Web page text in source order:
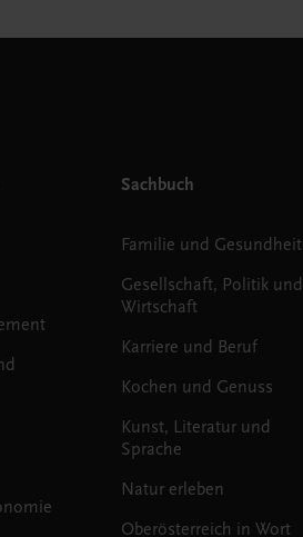
Sachbuch
Familie und Gesundheit
Gesellschaft, Politik und
Wirtschaft
Karriere und Beruf
Kochen und Genuss
Kunst, Literatur und
Sprache
Natur erleben
Oberösterreich in Wort